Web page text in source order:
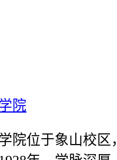
院
院位于象山校区